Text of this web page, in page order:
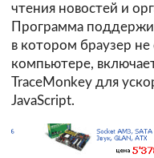
чтения новостей и
Программа
в котором браузер не
компьютере,
TraceMonkey для
JavaScript.